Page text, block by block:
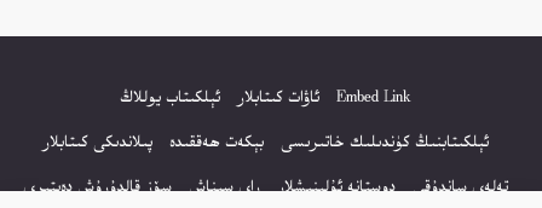
Embed Link ئاۋات كىتابلار
ئېلكىتاب يوللاڭ
ئېلكىتابنىڭ كۈندىلىك خاتىرىسى
بېكەت ھەققىدە
پىلاندىكى كىتابلار
تەلەي ساندۇقى
دوستانە ئۇلىنىشلار راي سىناش
سۆز قالدۇرۇش دەپتىرى